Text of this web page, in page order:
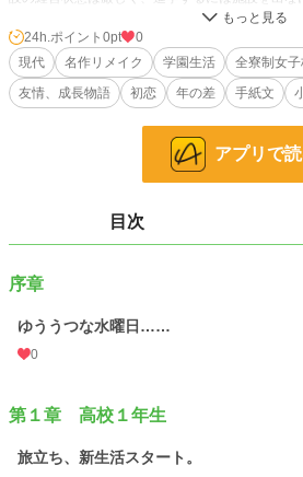
そんな愛美に「進学費用を援助してもいい」と言
園長先生はその人物の名前を教えてくれないけれ
自分の状況が『あしながおじさん』のヒロイン・
くれた施設の理事を「あしながおじさん」と呼び
戸惑いながらも親友の牧村さやかや辺唐院珠莉（
いながら、愛美は寮生活に慣れていく。
（原作：ジーン・ウェブスター『あしながおじさ
お気に入り 3
24h.ポイント 0 pt
24h.ポイント 0pt
0
現代
名作リメイク 学園生活 全寮制女子
友情、成長物語
初恋 年の差 手紙文
アプリで
目次
序章
ゆううつな水曜日……
0
第１章 高校１年生
旅立ち、新生活スタート。